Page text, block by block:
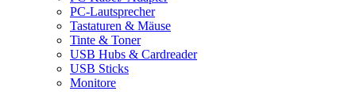
PC-Lautsprecher
Tastaturen & Mäuse
Tinte & Toner
USB Hubs & Cardreader
USB Sticks
Monitore